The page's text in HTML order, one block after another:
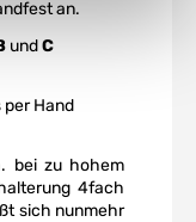
an.
undC
Hand
bei zu hohem
4fach
sich nunmehr